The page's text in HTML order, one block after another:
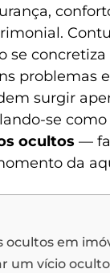
se
problemas
surgir
se como
ocultos —
da
ocultos em
um vício